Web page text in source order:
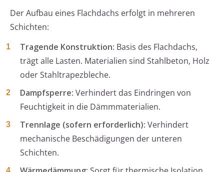
Der Aufbau eines Flachdachs erfolgt in mehreren
Schichten:
Tragende Konstruktion: Basis des Flachdachs,
trägt alle Lasten. Materialien sind Stahlbeton, Holz
oder Stahltrapezbleche.
Dampfsperre: Verhindert das Eindringen von
Feuchtigkeit in die Dämmmaterialien.
Trennlage (sofern erforderlich): Verhindert
mechanische Beschädigungen der unteren
Schichten.